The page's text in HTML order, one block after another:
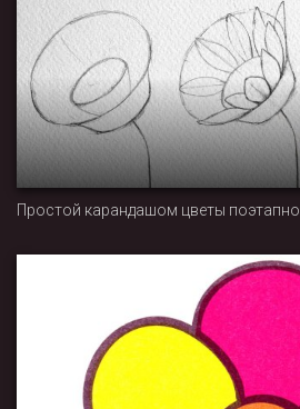
Простой карандашом цветы поэтапно